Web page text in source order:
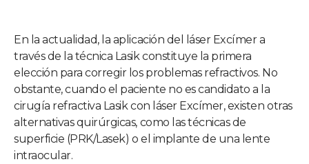
En la actualidad, la aplicación del láser Excímer a
través de la técnica Lasik constituye la primera
elección para corregir los problemas refractivos. No
obstante, cuando el paciente no es candidato a la
cirugía refractiva Lasik con láser Excímer, existen otras
alternativas quirúrgicas, como las técnicas de
superficie (PRK/Lasek) o el implante de una lente
intraocular.